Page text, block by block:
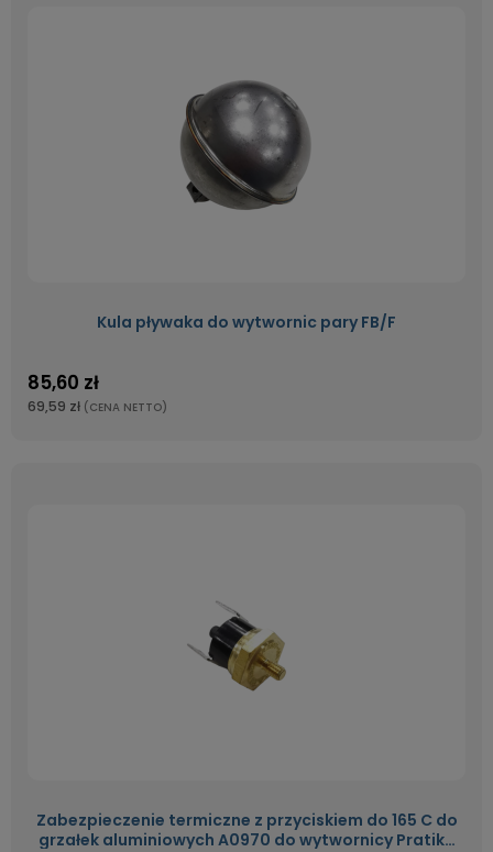
Kula pływaka do wytwornic pary FB/F
85,60 zł
69,59 zł (CENA NETTO)
Zabezpieczenie termiczne z przyciskiem do 165 C do
grzałek aluminiowych A0970 do wytwornicy Pratika